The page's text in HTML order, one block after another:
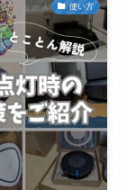
使い方